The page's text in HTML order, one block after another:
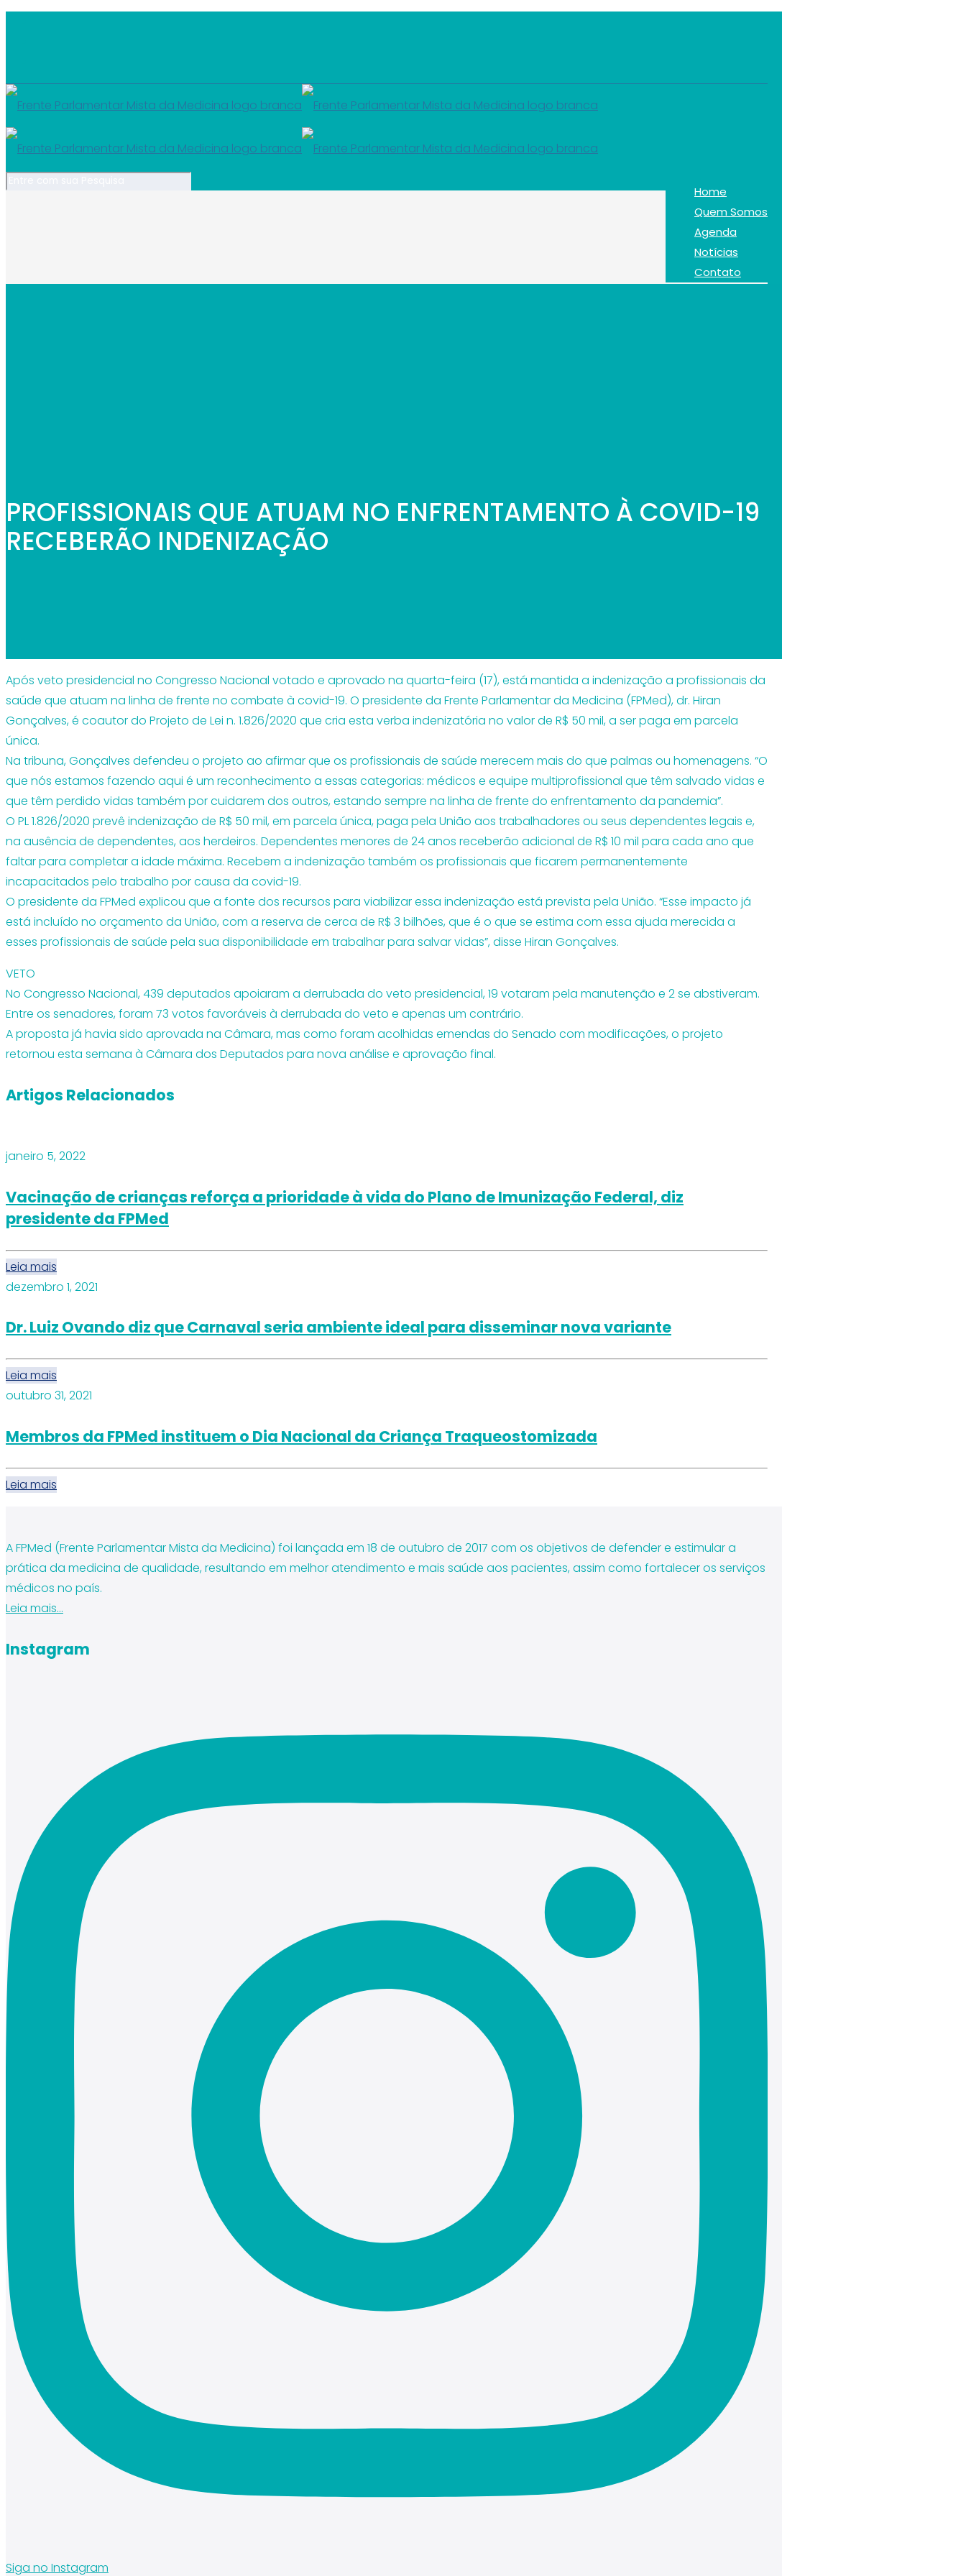
Home
Quem Somos
Agenda
Notícias
Contato
PROFISSIONAIS QUE ATUAM NO ENFRENTAMENTO À COVID-19
RECEBERÃO INDENIZAÇÃO
Após veto presidencial no Congresso Nacional votado e aprovado na quarta-feira (17), está mantida a indenização a profissionais da
saúde que atuam na linha de frente no combate à covid-19. O presidente da Frente Parlamentar da Medicina (FPMed), dr. Hiran
Gonçalves, é coautor do Projeto de Lei n. 1.826/2020 que cria esta verba indenizatória no valor de R$ 50 mil, a ser paga em parcela
única.
Na tribuna, Gonçalves defendeu o projeto ao afirmar que os profissionais de saúde merecem mais do que palmas ou homenagens. “O
que nós estamos fazendo aqui é um reconhecimento a essas categorias: médicos e equipe multiprofissional que têm salvado vidas e
que têm perdido vidas também por cuidarem dos outros, estando sempre na linha de frente do enfrentamento da pandemia”.
O PL 1.826/2020 prevê indenização de R$ 50 mil, em parcela única, paga pela União aos trabalhadores ou seus dependentes legais e,
na ausência de dependentes, aos herdeiros. Dependentes menores de 24 anos receberão adicional de R$ 10 mil para cada ano que
faltar para completar a idade máxima. Recebem a indenização também os profissionais que ficarem permanentemente
incapacitados pelo trabalho por causa da covid-19.
O presidente da FPMed explicou que a fonte dos recursos para viabilizar essa indenização está prevista pela União. “Esse impacto já
está incluído no orçamento da União, com a reserva de cerca de R$ 3 bilhões, que é o que se estima com essa ajuda merecida a
esses profissionais de saúde pela sua disponibilidade em trabalhar para salvar vidas”, disse Hiran Gonçalves.
VETO
No Congresso Nacional, 439 deputados apoiaram a derrubada do veto presidencial, 19 votaram pela manutenção e 2 se abstiveram.
Entre os senadores, foram 73 votos favoráveis à derrubada do veto e apenas um contrário.
A proposta já havia sido aprovada na Câmara, mas como foram acolhidas emendas do Senado com modificações, o projeto
retornou esta semana à Câmara dos Deputados para nova análise e aprovação final.
Artigos Relacionados
janeiro 5, 2022
Vacinação de crianças reforça a prioridade à vida do Plano de Imunização Federal, diz
presidente da FPMed
Leia mais
dezembro 1, 2021
Dr. Luiz Ovando diz que Carnaval seria ambiente ideal para disseminar nova variante
Leia mais
outubro 31, 2021
Membros da FPMed instituem o Dia Nacional da Criança Traqueostomizada
Leia mais
A FPMed (Frente Parlamentar Mista da Medicina) foi lançada em 18 de outubro de 2017 com os objetivos de defender e estimular a
prática da medicina de qualidade, resultando em melhor atendimento e mais saúde aos pacientes, assim como fortalecer os serviços
médicos no país.
Leia mais…
Instagram
Siga no Instagram